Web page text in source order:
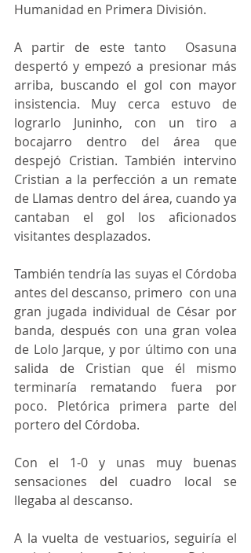
Humanidad en Primera División.
A partir de este tanto  Osasuna
despertó y empezó a presionar más
arriba, buscando el gol con mayor
insistencia. Muy cerca estuvo de
lograrlo Juninho, con un tiro a
bocajarro dentro del área que
despejó Cristian. También intervino
Cristian a la perfección a un remate
de Llamas dentro del área, cuando ya
cantaban el gol los aficionados
visitantes desplazados.
También tendría las suyas el Córdoba
antes del descanso, primero  con una
gran jugada individual de César por
banda, después con una gran volea
de Lolo Jarque, y por último con una
salida de Cristian que él mismo
terminaría rematando fuera por
poco. Pletórica primera parte del
portero del Córdoba.
Con el 1-0 y unas muy buenas
sensaciones del cuadro local se
llegaba al descanso.
A la vuelta de vestuarios, seguiría el